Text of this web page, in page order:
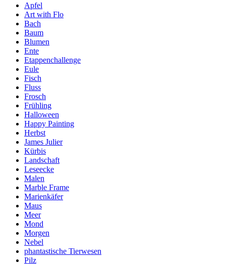
Apfel
Art with Flo
Bach
Baum
Blumen
Ente
Etappenchallenge
Eule
Fisch
Fluss
Frosch
Frühling
Halloween
Happy Painting
Herbst
James Julier
Kürbis
Landschaft
Leseecke
Malen
Marble Frame
Marienkäfer
Maus
Meer
Mond
Morgen
Nebel
phantastische Tierwesen
Pilz